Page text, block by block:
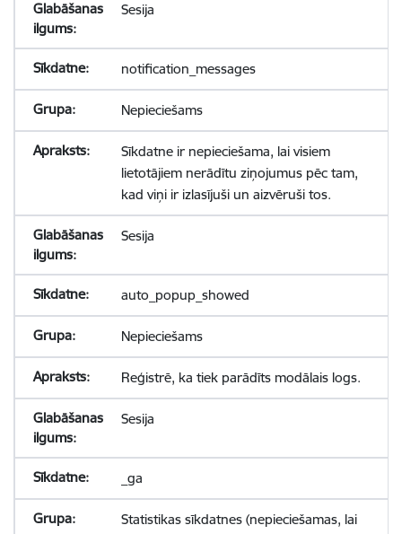
Sesija
notification_messages
Nepieciešams
Sīkdatne ir nepieciešama, lai visiem
lietotājiem nerādītu ziņojumus pēc tam,
kad viņi ir izlasījuši un aizvēruši tos.
Sesija
auto_popup_showed
Nepieciešams
Reģistrē, ka tiek parādīts modālais logs.
Sesija
_ga
Statistikas sīkdatnes (nepieciešamas, lai